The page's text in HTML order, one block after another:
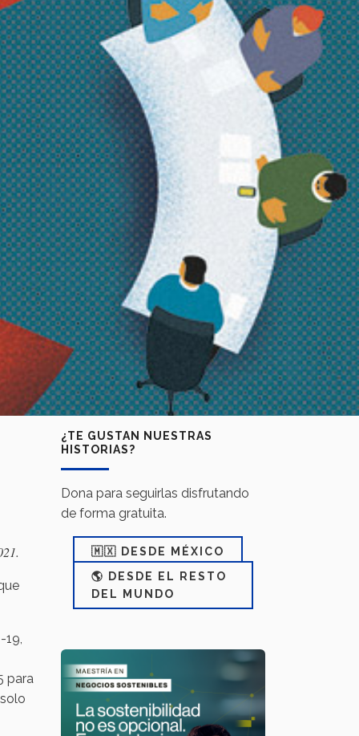
19,
para
¿TE GUSTAN NUESTRAS
HISTORIAS?
Dona para seguirlas disfrutando
de forma gratuita.
🇲🇽 DESDE MÉXICO
🌎 DESDE EL RESTO
DEL MUNDO